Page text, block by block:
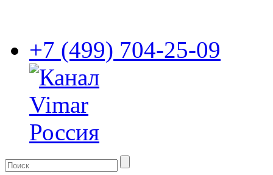
+7 (499) 704-25-09